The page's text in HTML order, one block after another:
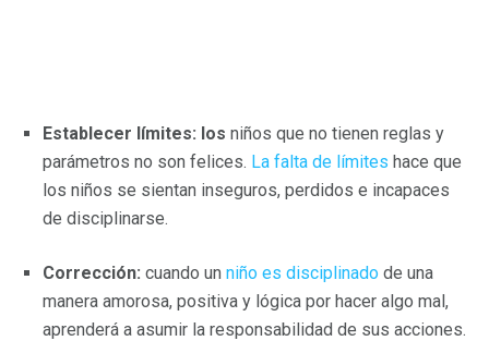
Establecer límites: los niños que no tienen reglas y
parámetros no son felices. La falta de límites hace que
los niños se sientan inseguros, perdidos e incapaces
de disciplinarse.
Corrección: cuando un niño es disciplinado de una
manera amorosa, positiva y lógica por hacer algo mal,
aprenderá a asumir la responsabilidad de sus acciones.